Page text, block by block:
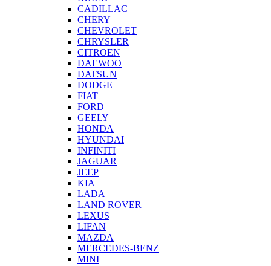
CADILLAC
CHERY
CHEVROLET
CHRYSLER
CITROEN
DAEWOO
DATSUN
DODGE
FIAT
FORD
GEELY
HONDA
HYUNDAI
INFINITI
JAGUAR
JEEP
KIA
LADA
LAND ROVER
LEXUS
LIFAN
MAZDA
MERCEDES-BENZ
MINI